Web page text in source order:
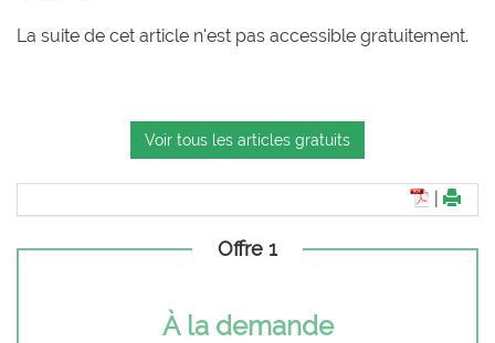
La suite de cet article n'est pas accessible gratuitement.
Voir tous les articles gratuits
Offre 1
À la demande